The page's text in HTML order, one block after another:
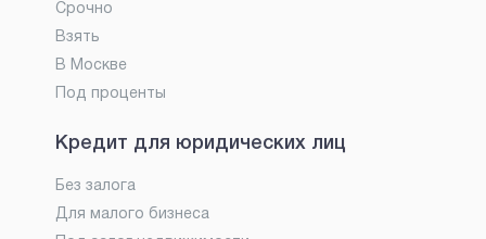
Срочно
Взять
В Москве
Под проценты
Кредит для юридических лиц
Без залога
Для малого бизнеса